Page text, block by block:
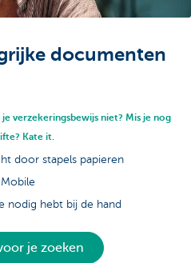
documenten
verzekeringsbewijs niet? Mis je nog
Kate it.
door stapels papieren
nodig hebt bij de hand
je zoeken